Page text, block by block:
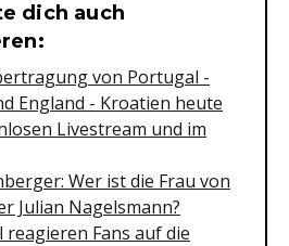
&
dich auch
von Portugal -
England - Kroatien heute
Livestream und im
Wer ist die Frau von
Julian Nagelsmann?
reagieren Fans auf die